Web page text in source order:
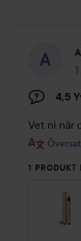
4,5
Vet ni när
1